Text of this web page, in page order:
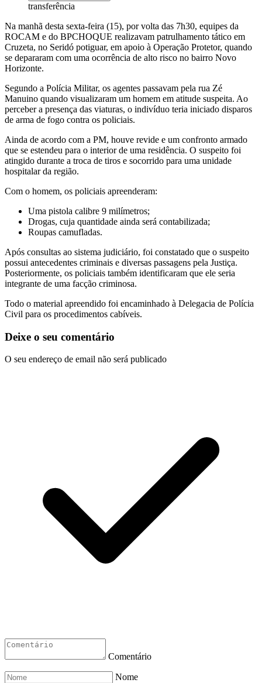
transferência
Na manhã desta sexta-feira (15), por volta das 7h30, equipes da
ROCAM e do BPCHOQUE realizavam patrulhamento tático em
Cruzeta, no Seridó potiguar, em apoio à Operação Protetor, quando
se depararam com uma ocorrência de alto risco no bairro Novo
Horizonte.
Segundo a Polícia Militar, os agentes passavam pela rua Zé
Manuino quando visualizaram um homem em atitude suspeita. Ao
perceber a presença das viaturas, o indivíduo teria iniciado disparos
de arma de fogo contra os policiais.
Ainda de acordo com a PM, houve revide e um confronto armado
que se estendeu para o interior de uma residência. O suspeito foi
atingido durante a troca de tiros e socorrido para uma unidade
hospitalar da região.
Com o homem, os policiais apreenderam:
Uma pistola calibre 9 milímetros;
Drogas, cuja quantidade ainda será contabilizada;
Roupas camufladas.
Após consultas ao sistema judiciário, foi constatado que o suspeito
possui antecedentes criminais e diversas passagens pela Justiça.
Posteriormente, os policiais também identificaram que ele seria
integrante de uma facção criminosa.
Todo o material apreendido foi encaminhado à Delegacia de Polícia
Civil para os procedimentos cabíveis.
Deixe o seu comentário
O seu endereço de email não será publicado
Comentário
Nome